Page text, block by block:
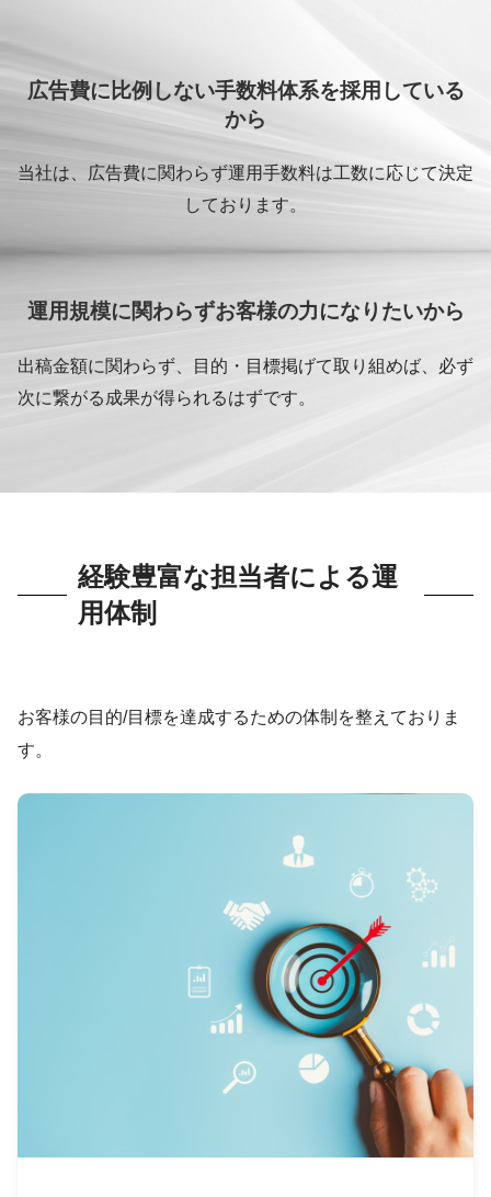
広告費に比例しない手数料体系を採用している
から
当社は、広告費に関わらず運用手数料は工数に応じて決定
しております。
運用規模に関わらずお客様の力になりたいから
出稿金額に関わらず、目的・目標掲げて取り組めば、必ず
次に繋がる成果が得られるはずです。
経験豊富な担当者による運
用体制
お客様の目的/目標を達成するための体制を整えておりま
す。